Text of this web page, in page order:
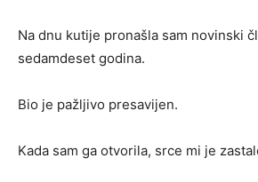
Na dnu kutije pronašla sam novinski
sedamdeset godina.
Bio je pažljivo presavijen.
Kada sam ga otvorila, srce mi je